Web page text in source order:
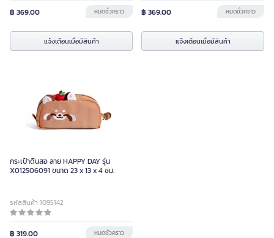
฿ 369.00 หมดชั่วคราว
แจ้งเตือนเมื่อมีสินค้า
฿ 369.00 หมดชั่วคราว
แจ้งเตือนเมื่อมีสินค้า
กระเป๋าดินสอ ลาย HAPPY DAY รุ่น
X012506091 ขนาด 23 x 13 x 4 ซม.
รหัสสินค้า 1095142
฿ 319.00 หมดชั่วคราว